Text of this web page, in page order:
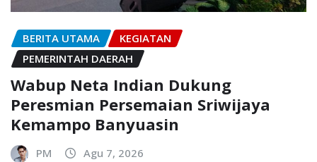
BERITA UTAMA
KEGIATAN
PEMERINTAH DAERAH
Wabup Neta Indian Dukung
Peresmian Persemaian Sriwijaya
Kemampo Banyuasin
PM Agu 7, 2026